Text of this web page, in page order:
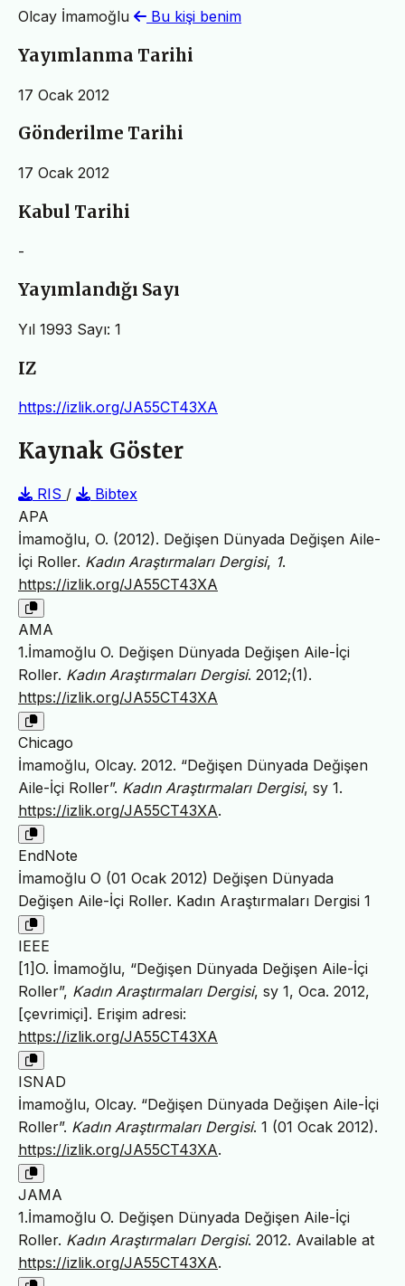
Olcay İmamoğlu Bu kişi benim
Yayımlanma Tarihi
17 Ocak 2012
Gönderilme Tarihi
17 Ocak 2012
Kabul Tarihi
-
Yayımlandığı Sayı
Yıl 1993 Sayı: 1
IZ
https://izlik.org/JA55CT43XA
Kaynak Göster
RIS /
Bibtex
APA
İmamoğlu, O. (2012). Değişen Dünyada Değişen Aile-
İçi Roller. Kadın Araştırmaları Dergisi, 1.
https://izlik.org/JA55CT43XA
AMA
1.İmamoğlu O. Değişen Dünyada Değişen Aile-İçi
Roller. Kadın Araştırmaları Dergisi. 2012;(1).
https://izlik.org/JA55CT43XA
Chicago
İmamoğlu, Olcay. 2012. “Değişen Dünyada Değişen
Aile-İçi Roller”. Kadın Araştırmaları Dergisi, sy 1.
https://izlik.org/JA55CT43XA.
EndNote
İmamoğlu O (01 Ocak 2012) Değişen Dünyada
Değişen Aile-İçi Roller. Kadın Araştırmaları Dergisi 1
IEEE
[1]O. İmamoğlu, “Değişen Dünyada Değişen Aile-İçi
Roller”, Kadın Araştırmaları Dergisi, sy 1, Oca. 2012,
[çevrimiçi]. Erişim adresi:
https://izlik.org/JA55CT43XA
ISNAD
İmamoğlu, Olcay. “Değişen Dünyada Değişen Aile-İçi
Roller”. Kadın Araştırmaları Dergisi. 1 (01 Ocak 2012).
https://izlik.org/JA55CT43XA.
JAMA
1.İmamoğlu O. Değişen Dünyada Değişen Aile-İçi
Roller. Kadın Araştırmaları Dergisi. 2012. Available at
https://izlik.org/JA55CT43XA.